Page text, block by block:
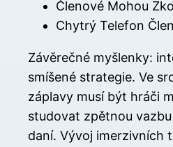
Členové Mohou
Chytrý Telefon
Závěrečné myšlenky:
smíšené strategie. Ve
záplavy musí být hráči
studovat zpětnou
daní. Vývoj imerzivních